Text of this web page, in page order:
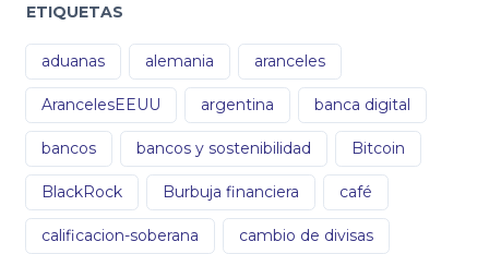
ETIQUETAS
aduanas alemania aranceles
ArancelesEEUU argentina banca digital
bancos bancos y sostenibilidad Bitcoin
BlackRock Burbuja financiera café
calificacion-soberana cambio de divisas